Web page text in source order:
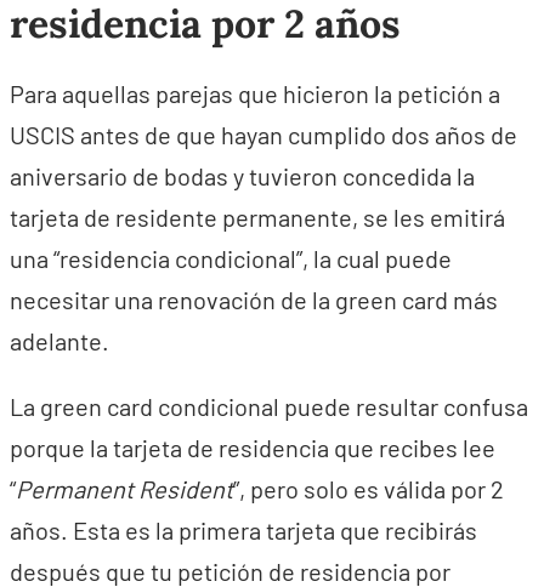
residencia por 2 años
Para aquellas parejas que hicieron la petición a
USCIS antes de que hayan cumplido dos años de
aniversario de bodas y tuvieron concedida la
tarjeta de residente permanente, se les emitirá
una “residencia condicional”, la cual puede
necesitar una renovación de la green card más
adelante.
La green card condicional puede resultar confusa
porque la tarjeta de residencia que recibes lee
“Permanent Resident”, pero solo es válida por 2
años. Esta es la primera tarjeta que recibirás
después que tu petición de residencia por